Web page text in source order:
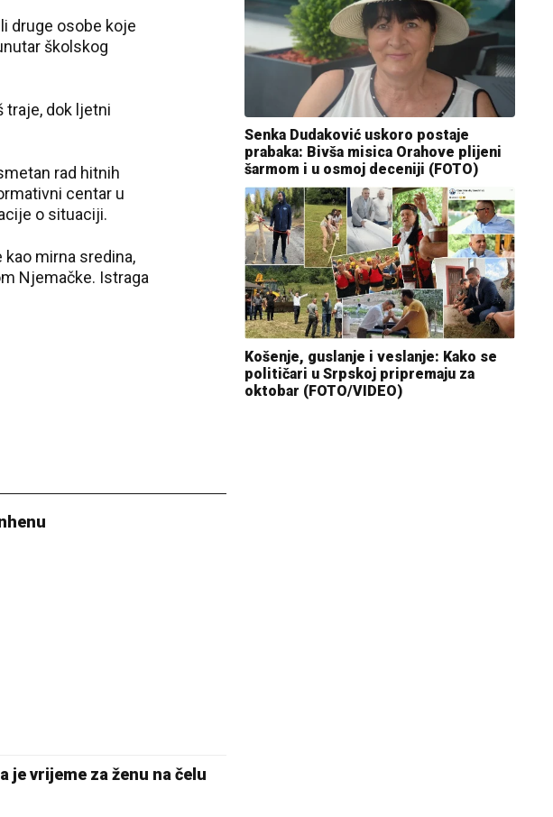
druge osobe koje
školskog
traje, dok ljetni
rad hitnih
centar u
o situaciji.
mirna sredina,
Njemačke. Istraga
je vrijeme za ženu na čelu
Senka Dudaković uskoro postaje
prabaka: Bivša misica Orahove plijeni
šarmom i u osmoj deceniji (FOTO)
Košenje, guslanje i veslanje: Kako se
političari u Srpskoj pripremaju za
oktobar (FOTO/VIDEO)